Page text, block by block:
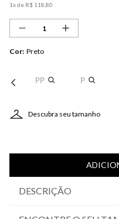
1x de R$ 118 80
Cor: Preto
PP P
Descubra seu tamanho
DESCRIÇÃO